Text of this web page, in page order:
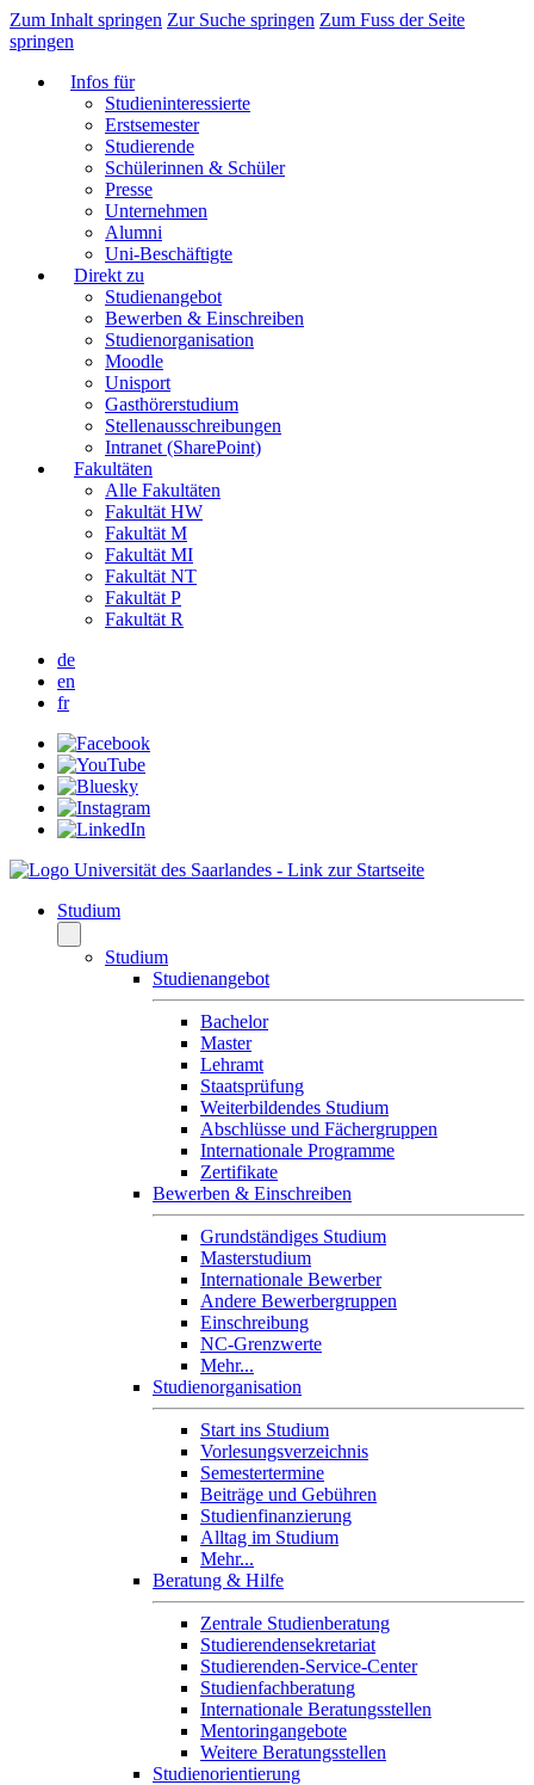
Zum Inhalt springen Zur Suche springen Zum Fuss der Seite
springen
Infos für
Studieninteressierte
Erstsemester
Studierende
Schülerinnen & Schüler
Presse
Unternehmen
Alumni
Uni-Beschäftigte
Direkt zu
Studienangebot
Bewerben & Einschreiben
Studienorganisation
Moodle
Unisport
Gasthörerstudium
Stellenausschreibungen
Intranet (SharePoint)
Fakultäten
Alle Fakultäten
Fakultät HW
Fakultät M
Fakultät MI
Fakultät NT
Fakultät P
Fakultät R
de
en
fr
Studium
Studium
Studienangebot
Bachelor
Master
Lehramt
Staatsprüfung
Weiterbildendes Studium
Abschlüsse und Fächergruppen
Internationale Programme
Zertifikate
Bewerben & Einschreiben
Grundständiges Studium
Masterstudium
Internationale Bewerber
Andere Bewerbergruppen
Einschreibung
NC-Grenzwerte
Mehr...
Studienorganisation
Start ins Studium
Vorlesungsverzeichnis
Semestertermine
Beiträge und Gebühren
Studienfinanzierung
Alltag im Studium
Mehr...
Beratung & Hilfe
Zentrale Studienberatung
Studierendensekretariat
Studierenden-Service-Center
Studienfachberatung
Internationale Beratungsstellen
Mentoringangebote
Weitere Beratungsstellen
Studienorientierung